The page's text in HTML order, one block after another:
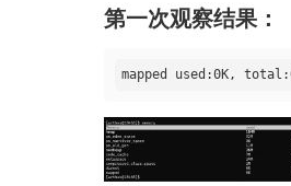
第一次观察结果：